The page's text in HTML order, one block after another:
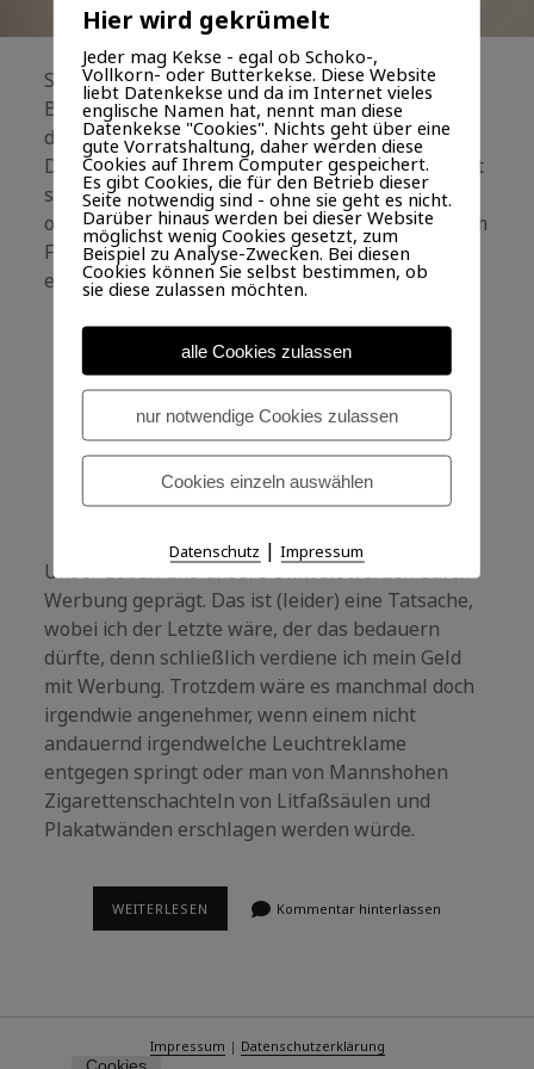
So langsam wird es draußen Herbst. Die ersten
Bäume verlieren ihre Blätter und so werden wir
die nächsten Monate nur die kahlen Äste sehen.
Dabei können wir aus der Entfernung meist nicht
sagen, ob der Baum einfach nur im Winterschlaf
oder aber tot ist. Das erkennen wir erst wieder im
Frühling, wenn der Baum wieder zum Leben
erwacht und neue Blätter bekommt.
WEITERLESENLEBEN
UND
TOD
Kommentar hinterlassen
Werbung
Unser Leben und unsere Umwelt werden durch
Werbung geprägt. Das ist (leider) eine Tatsache,
wobei ich der Letzte wäre, der das bedauern
dürfte, denn schließlich verdiene ich mein Geld
mit Werbung. Trotzdem wäre es manchmal doch
irgendwie angenehmer, wenn einem nicht
andauernd irgendwelche Leuchtreklame
entgegen springt oder man von Mannshohen
Zigarettenschachteln von Litfaßsäulen und
Plakatwänden erschlagen werden würde.
WEITERLESEN WERBUNGKommentar hinterlassen
Impressum | Datenschutzerklärung
Hier wird gekrümelt
Jeder mag Kekse - egal ob Schoko-,
Vollkorn- oder Butterkekse. Diese Website
liebt Datenkekse und da im Internet vieles
englische Namen hat, nennt man diese
Datenkekse "Cookies". Nichts geht über eine
gute Vorratshaltung, daher werden diese
Cookies auf Ihrem Computer gespeichert.
Es gibt Cookies, die für den Betrieb dieser
Seite notwendig sind - ohne sie geht es nicht.
Darüber hinaus werden bei dieser Website
möglichst wenig Cookies gesetzt, zum
Beispiel zu Analyse-Zwecken. Bei diesen
Cookies können Sie selbst bestimmen, ob
sie diese zulassen möchten.
alle Cookies zulassen
nur notwendige Cookies zulassen
Cookies einzeln auswählen
Datenschutz |Impressum